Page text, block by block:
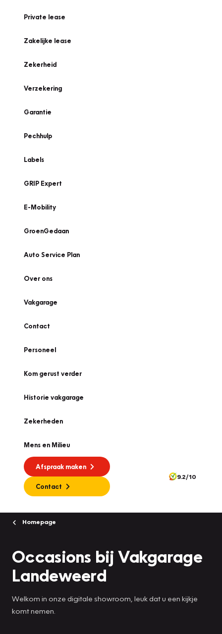
Private lease
Zakelijke lease
Zekerheid
Verzekering
Garantie
Pechhulp
Labels
GRIP Expert
E-Mobility
GroenGedaan
Auto Service Plan
Over ons
Vakgarage
Contact
Personeel
Kom gerust verder
Historie vakgarage
Zekerheden
Mens en Milieu
Afspraak maken
Contact
9.2/10
Homepage
Occasions bij Vakgarage
Landeweerd
Welkom in onze digitale showroom, leuk dat u een kijkje
komt nemen.